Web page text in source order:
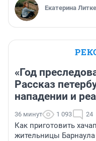
Екатерина
«Год
Рассказ
нападении и
36 минут 1 093 24
Как приготовить
жительницы Барнаула